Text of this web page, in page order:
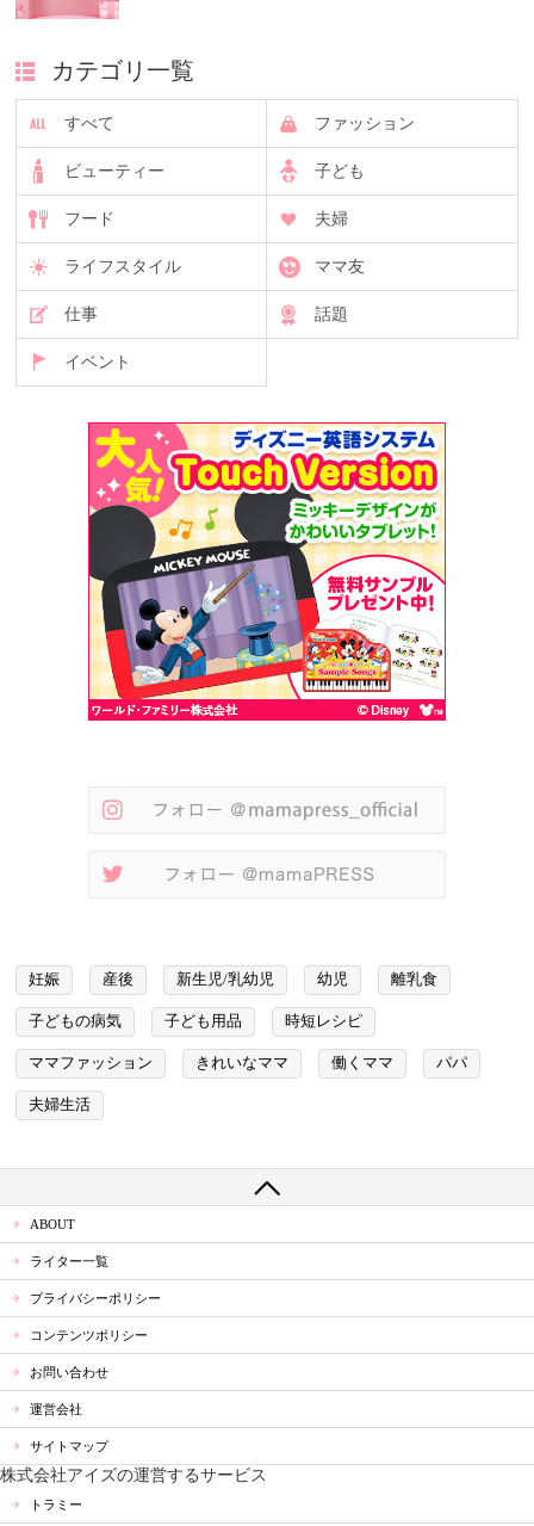
カテゴリ一覧
すべて ファッション
ビューティー 子ども
フード 夫婦
ライフスタイル ママ友
仕事 話題
イベント
妊娠 産後 新生児/乳幼児 幼児 離乳食
子どもの病気 子ども用品 時短レシピ
ママファッション きれいなママ 働くママ パパ
夫婦生活
ABOUT
ライター一覧
プライバシーポリシー
コンテンツポリシー
お問い合わせ
運営会社
サイトマップ
株式会社アイズの運営するサービス
トラミー